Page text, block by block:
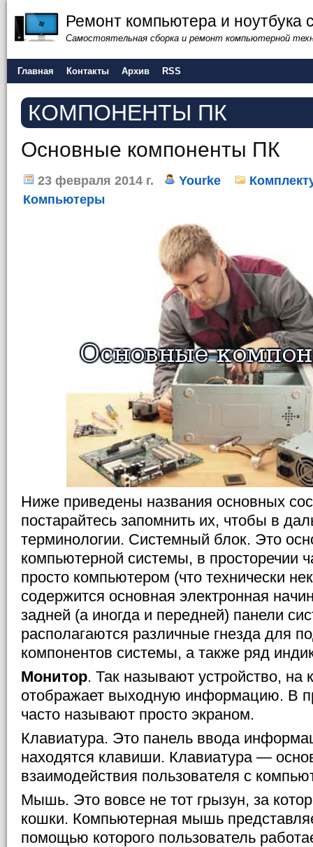
Ремонт компьютера и ноутбука
Самостоятельная сборка и ремонт компьютерной
Главная Контакты Архив RSS
КОМПОНЕНТЫ ПК
Основные компоненты ПК
23 февраля 2014 г. Yourke
Компьютеры
Ниже приведены названия основных
постарайтесь запомнить их, чтобы в
терминологии. Системный блок. Это
компьютерной системы, в просторечии
просто компьютером (что технически
содержится основная электронная
задней (а иногда и передней) панели
располагаются различные гнезда для
компонентов системы, а также ряд
Монитор. Так называют устройство, на
отображает выходную информацию. В
часто называют просто экраном.
Клавиатура. Это панель ввода
находятся клавиши. Клавиатура —
взаимодействия пользователя с
Мышь. Это вовсе не тот грызун, за
кошки. Компьютерная мышь
помощью которого пользователь